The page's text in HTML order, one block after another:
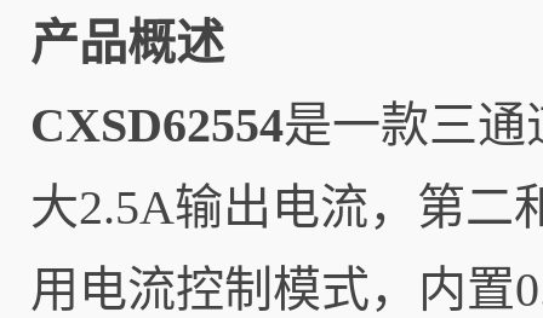
产品概述
CXSD62554是一款三
大2.5A输出电流，第二
用电流控制模式，内置